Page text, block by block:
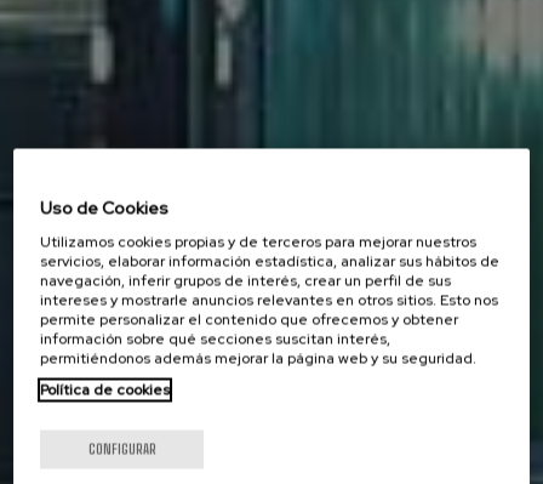
Uso de Cookies
Utilizamos cookies propias y de terceros para mejorar nuestros
servicios, elaborar información estadística, analizar sus hábitos de
navegación, inferir grupos de interés, crear un perfil de sus
intereses y mostrarle anuncios relevantes en otros sitios. Esto nos
permite personalizar el contenido que ofrecemos y obtener
información sobre qué secciones suscitan interés,
permitiéndonos además mejorar la página web y su seguridad.
Política de cookies
CONFIGURAR